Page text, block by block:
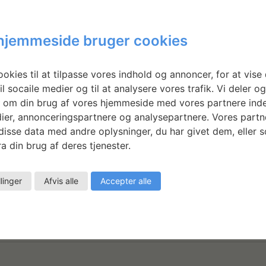
nye ”bordtabletisch”-værker i kontorerne på Statens
på SVFK
website
bruger cookies
til at tilpasse vores indhold og annoncer, for at vise
socaile medier og til at analysere vores trafik. Vi deler
din brug af vores hjemmeside med vores partnere
annonceringspartnere og analysepartnere. Vores
data med andre oplysninger, du har givet dem, eller
din brug af deres tjenester.
Afvis alle Accepter alle